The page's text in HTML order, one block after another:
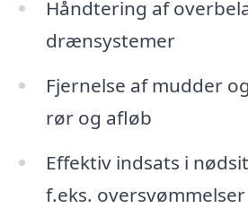
Håndtering af
drænsystemer
Fjernelse af mudder
rør og afløb
Effektiv indsats i
f.eks. oversvømmelser